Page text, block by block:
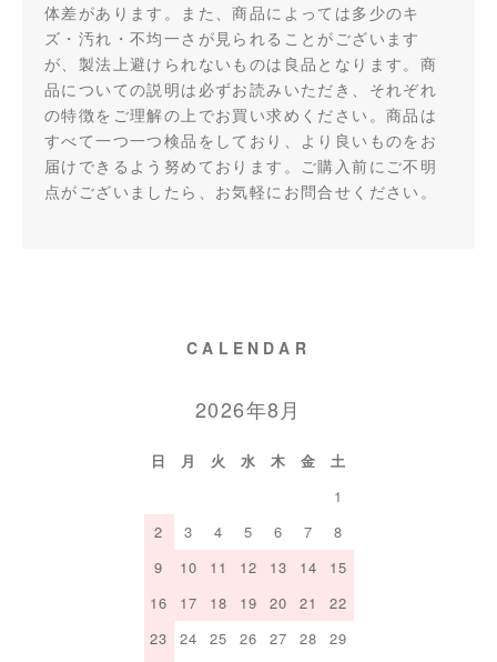
体差があります。また、商品によっては多少のキ
ズ・汚れ・不均一さが見られることがございます
が、製法上避けられないものは良品となります。商
品についての説明は必ずお読みいただき、それぞれ
の特徴をご理解の上でお買い求めください。商品は
すべて一つ一つ検品をしており、より良いものをお
届けできるよう努めております。ご購入前にご不明
点がございましたら、お気軽にお問合せください。
CALENDAR
2026年8月
日 月 火 水 木 金
土
1
2
3 4 5 6 7
8
9
10 11 12 13 14
15
16
17 18 19 20 21
22
23
24 25 26 27 28
29